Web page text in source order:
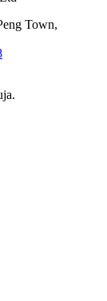
Town,